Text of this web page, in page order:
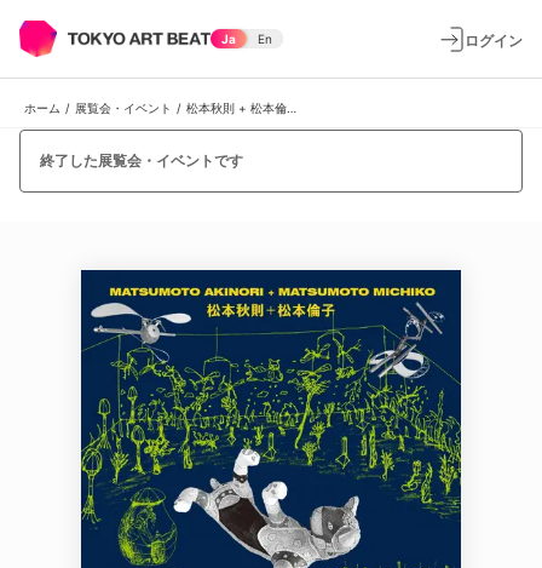
Ja En ログイン
ホーム / 展覧会・イベント /
終了した展覧会・イベントです